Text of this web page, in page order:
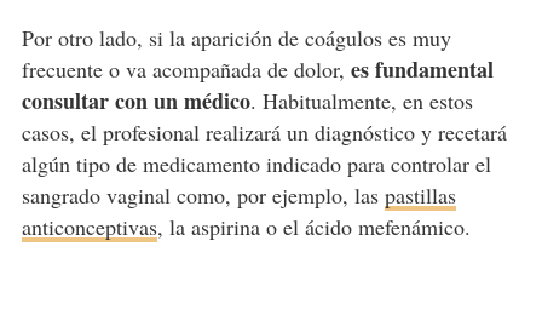
Por otro lado, si la aparición de coágulos es muy
frecuente o va acompañada de dolor, es fundamental
consultar con un médico. Habitualmente, en estos
casos, el profesional realizará un diagnóstico y recetará
algún tipo de medicamento indicado para controlar el
sangrado vaginal como, por ejemplo, las pastillas
anticonceptivas, la aspirina o el ácido mefenámico.